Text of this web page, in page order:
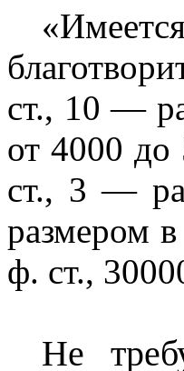
ст., 10 —
от 4000
ст., 3 —
размером
ф. ст.,
Не